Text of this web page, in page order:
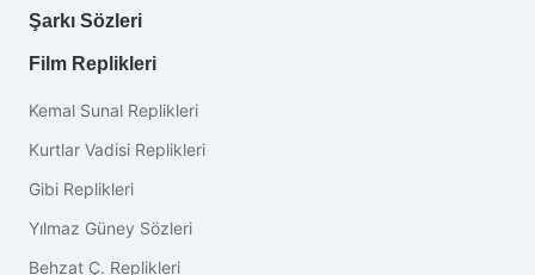
Şarkı Sözleri
Film Replikleri
Kemal Sunal Replikleri
Kurtlar Vadisi Replikleri
Gibi Replikleri
Yılmaz Güney Sözleri
Behzat Ç. Replikleri